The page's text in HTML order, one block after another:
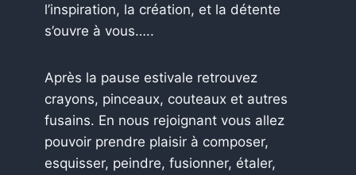
l’inspiration, la création, et la détente
s’ouvre à vous…..
Après la pause estivale retrouvez
crayons, pinceaux, couteaux et autres
fusains. En nous rejoignant vous allez
pouvoir prendre plaisir à composer,
esquisser, peindre, fusionner, étaler,